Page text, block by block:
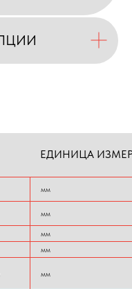
ЕДИНИЦА
мм
мм
мм
мм
мм